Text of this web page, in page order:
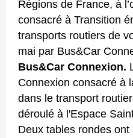
Régions de France, à
consacré à Transition
transports routiers de
mai par Bus&Car
Bus&Car Connexion.
Connexion consacré à
dans le transport
déroulé à l'Espace
Deux tables rondes